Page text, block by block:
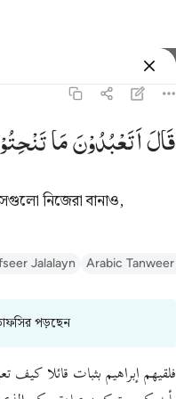
قَالَاَتَعْبُدُوْنَمَا
নিজেরা বানাও,
Jalalayn Arabic
পড়ছেন
فلقيهم إبراهيم بثبات قائلا كيف